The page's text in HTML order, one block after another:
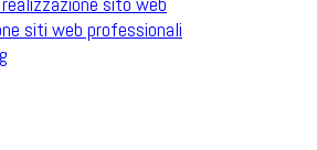
siti web professionali